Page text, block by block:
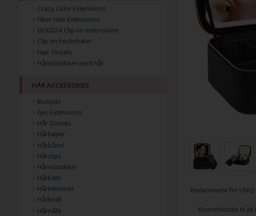
Bedømmelse for
Kosmetiktaske til alt
Crazy Color Extensions
Fiber Hair Extensions
GOLD24 Clip on extensions
Clip on hestehaler
Hair Tinsels
Hårelastikker med hår
HÅR ACCESSORIES
Bumpits
Fjer Extensions
Hår Donuts
Hårbøjler
Hårbånd
Hårclips
Hårelastikker
Hårkam
Hårklemmer
Hårkridt
Hårnåle